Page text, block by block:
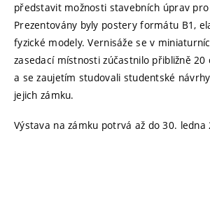
představit možnosti stavebních úprav
Prezentovány byly postery formátu B1,
fyzické modely. Vernisáže se v
zasedací místnosti zúčastnilo přibližně 20
a se zaujetím studovali studentské
jejich zámku.
Výstava na zámku potrvá až do 30. ledna